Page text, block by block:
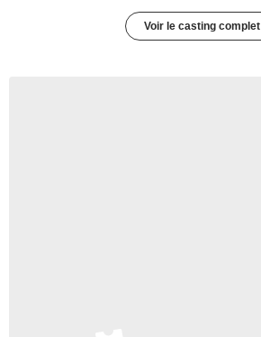
Voir le casting complet